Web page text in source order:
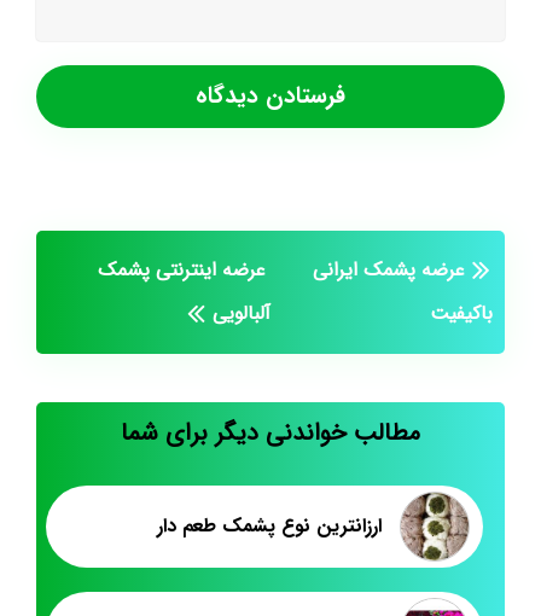
عرضه پشمک ایرانی
باکیفیت
عرضه اینترنتی پشمک
آلبالویی
مطالب خواندنی دیگر برای شما
ارزانترین نوع پشمک طعم دار